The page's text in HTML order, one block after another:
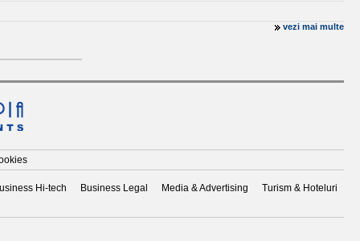
vezi mai multe
Hi-tech Business Legal Media & Advertising Turism & Hoteluri